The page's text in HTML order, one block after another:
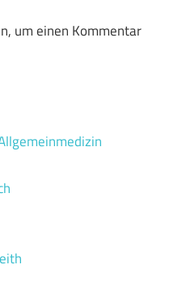
um einen Kommentar